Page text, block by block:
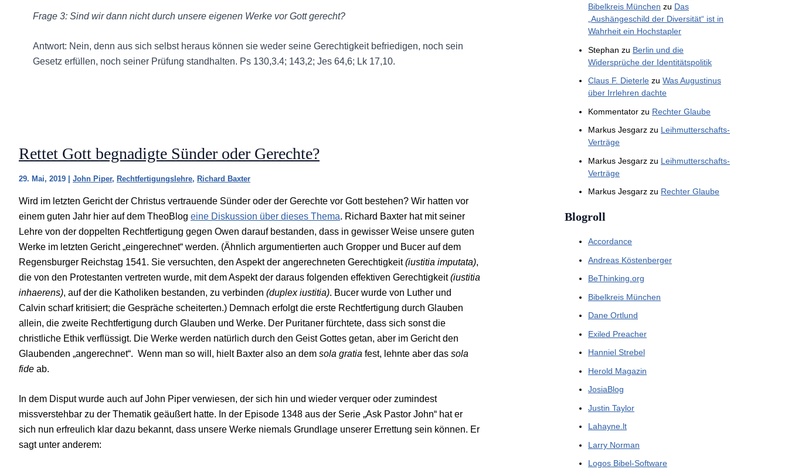
Frage 3: Sind wir dann nicht durch unsere eigenen Werke vor Gott gerecht?
Antwort: Nein, denn aus sich selbst heraus können sie weder seine Gerechtigkeit befriedigen, noch sein
Gesetz erfüllen, noch seiner Prüfung standhalten. Ps 130,3.4; 143,2; Jes 64,6; Lk 17,10.
Rettet Gott begnadigte Sünder oder Gerechte?
29. Mai, 2019 | John Piper, Rechtfertigungslehre, Richard Baxter
Wird im letzten Gericht der Christus vertrauende Sünder oder der Gerechte vor Gott bestehen? Wir hatten vor
einem guten Jahr hier auf dem TheoBlog eine Diskussion über dieses Thema. Richard Baxter hat mit seiner
Lehre von der doppelten Rechtfertigung gegen Owen darauf bestanden, dass in gewisser Weise unsere guten
Werke im letzten Gericht „eingerechnet“ werden. (Ähnlich argumentierten auch Gropper und Bucer auf dem
Regensburger Reichstag 1541. Sie versuchten, den Aspekt der angerechneten Gerechtigkeit(iustitia imputata),
die von den Protestanten vertreten wurde, mit dem Aspekt der daraus folgenden effektiven Gerechtigkeit(iustitia
inhaerens), auf der die Katholiken bestanden, zu verbinden (duplex iustitia). Bucer wurde von Luther und
Calvin scharf kritisiert; die Gespräche scheiterten.) Demnach erfolgt die erste Rechtfertigung durch Glauben
allein, die zweite Rechtfertigung durch Glauben und Werke. Der Puritaner fürchtete, dass sich sonst die
christliche Ethik verflüssigt. Die Werke werden natürlich durch den Geist Gottes getan, aber im Gericht den
Glaubenden „angerechnet“. Wenn man so will, hielt Baxter also an dem sola gratia fest, lehnte aber das sola
fide ab.
In dem Disput wurde auch auf John Piper verwiesen, der sich hin und wieder verquer oder zumindest
missverstehbar zu der Thematik geäußert hatte. In der Episode 1348 aus der Serie „Ask Pastor John“ hat er
sich nun erfreulich klar dazu bekannt, dass unsere Werke niemals Grundlage unserer Errettung sein können. Er
sagt unter anderem:
Bibelkreis München zu Das
„Aushängeschild der Diversität“ ist in
Wahrheit ein Hochstapler
Stephan zu Berlin und die
Widersprüche der Identitätspolitik
Claus F. Dieterle zu Was Augustinus
über Irrlehren dachte
Kommentator zu Rechter Glaube
Markus Jesgarz zu Leihmutterschafts-
Verträge
Markus Jesgarz zu Leihmutterschafts-
Verträge
Markus Jesgarz zu Rechter Glaube
Blogroll
Accordance
Andreas Köstenberger
BeThinking.org
Bibelkreis München
Dane Ortlund
Exiled Preacher
Hanniel Strebel
Herold Magazin
JosiaBlog
Justin Taylor
Lahayne.lt
Larry Norman
Logos Bibel-Software